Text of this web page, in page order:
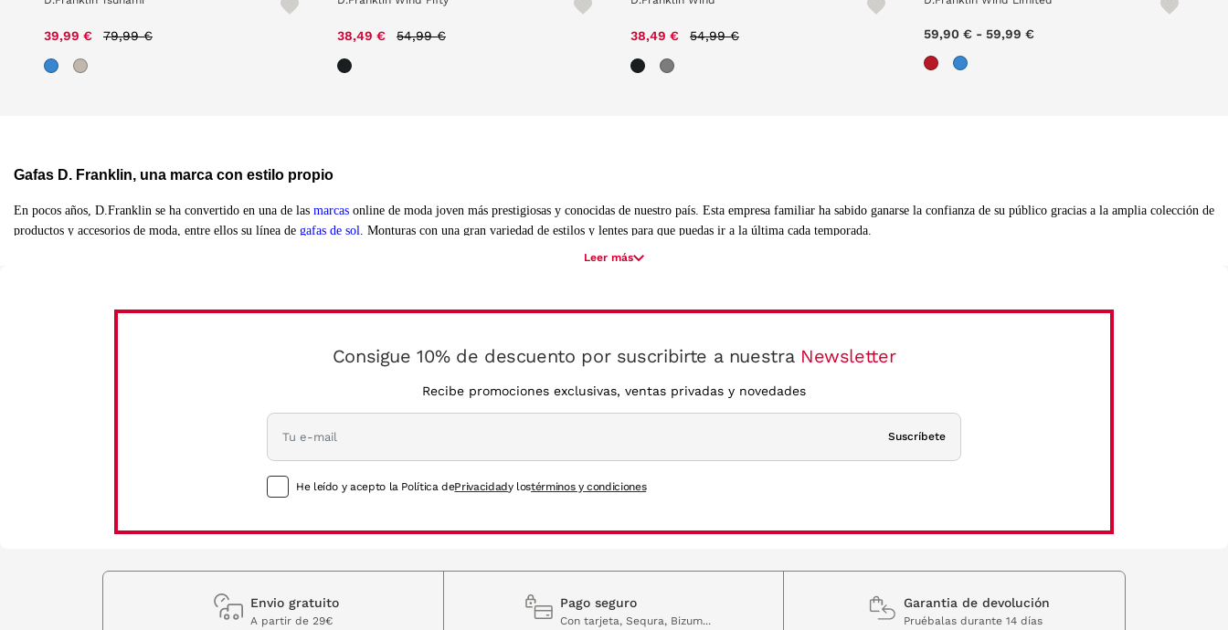
39,99 € Price reduced from
79,99 € 38,49 € Price reduced from
54,99 € 38,49 € Price reduced from
54,99 € 59,90 € - 59,99 €
Gafas D. Franklin, una marca con estilo propio
En pocos años, D.Franklin se ha convertido en una de las marcas online de moda joven más prestigiosas y conocidas de nuestro país. Esta empresa familiar ha sabido ganarse la confianza de su público gracias a la amplia colección de
productos y accesorios de moda, entre ellos su línea de gafas de sol . Monturas con una gran variedad de estilos y lentes para que puedas ir a la última cada temporada.
gran variedad de estilos, monturas y lentes que pone a disposición de jóvenes, y no tan jóvenes, como tú.
Monturas de gafas D. Franklin para hombre y mujer
Por ello, desde VisionLab queremos ayudarte a que elijas tus nuevas gafas de sol D.Franklin en función de tu estilo, gustos y también las facciones de tu rostro. Si la forma de tu cara es estrecha, las gafas de sol redondas son la mejor
Leer más
Consigue 10% de descuento por suscribirte a nuestra Newsletter
Recibe promociones exclusivas, ventas privadas y novedades
Suscríbete
He leído y acepto la Política dePrivacidady lostérminos y condiciones
Envio gratuito
A partir de 29€
Pago seguro
Con tarjeta, Sequra, Bizum...
Garantia de devolución
Pruébalas durante 14 días